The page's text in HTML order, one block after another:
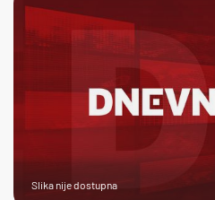
Slika nije dostupna